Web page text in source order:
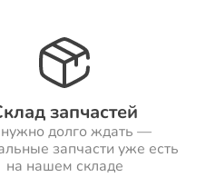
запчастей
долго ждать —
запчасти уже есть
на нашем складе